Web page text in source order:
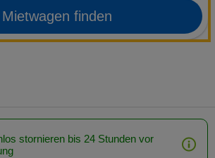
Mietwagen finden
stornieren bis 24 Stunden vor